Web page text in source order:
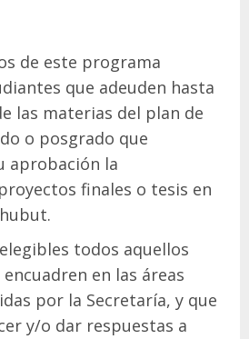
de este programa
que adeuden hasta
las materias del plan de
o posgrado que
aprobación la
finales o tesis en
todos aquellos
en las áreas
por la Secretaría, y que
y/o dar respuestas a